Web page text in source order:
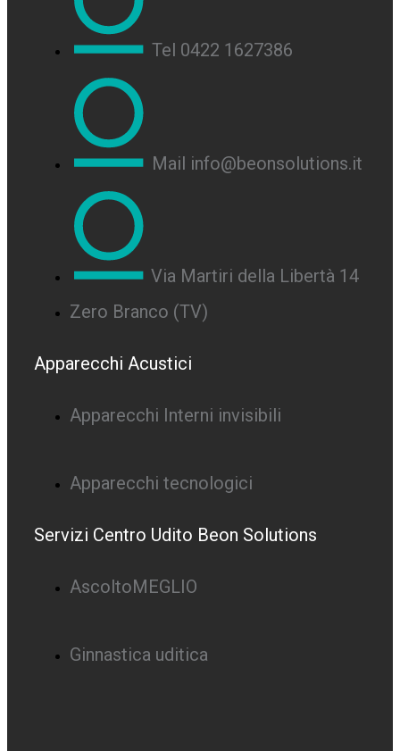
Tel 0422 1627386
Mail info@beonsolutions.it
Via Martiri della Libertà 14
Zero Branco (TV)
Apparecchi Acustici
Apparecchi Interni invisibili
Apparecchi tecnologici
Servizi Centro Udito Beon Solutions
AscoltoMEGLIO
Ginnastica uditica